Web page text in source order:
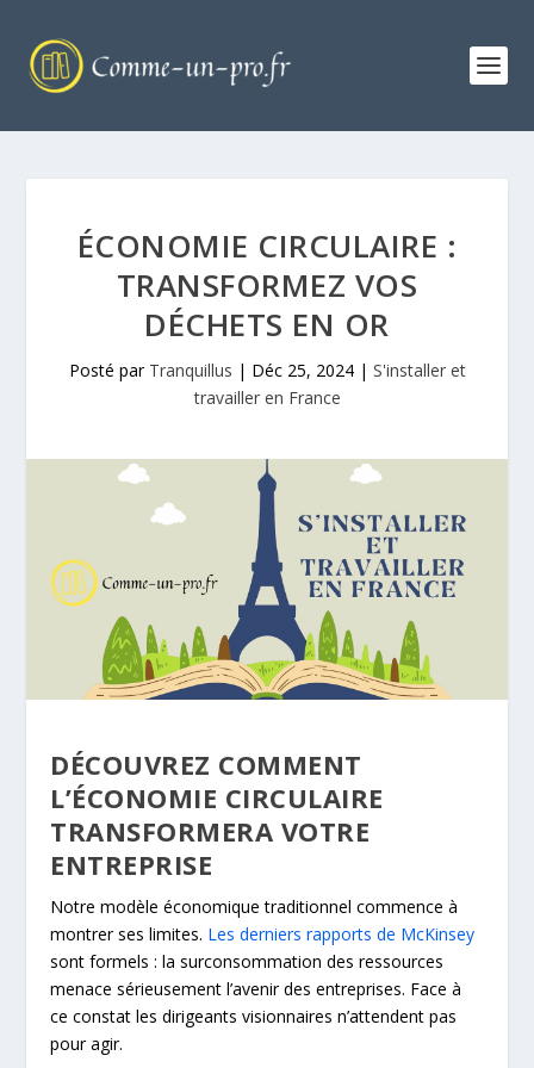
ÉCONOMIE CIRCULAIRE :
TRANSFORMEZ VOS
DÉCHETS EN OR
Posté par Tranquillus | Déc 25, 2024| S'installer et
travailler en France
DÉCOUVREZ COMMENT
L’ÉCONOMIE CIRCULAIRE
TRANSFORMERA VOTRE
ENTREPRISE
Notre modèle économique traditionnel commence à
montrer ses limites. Les derniers rapports de McKinsey
sont formels : la surconsommation des ressources
menace sérieusement l’avenir des entreprises. Face à
ce constat les dirigeants visionnaires n’attendent pas
pour agir.